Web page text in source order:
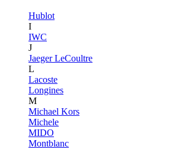
Hublot
I
IWC
J
Jaeger LeCoultre
L
Lacoste
Longines
M
Michael Kors
Michele
MIDO
Montblanc